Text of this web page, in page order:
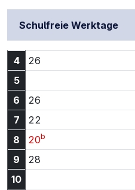
Schulfreie Werktage
4 26
5
6
26
7
22
8
20b
9
28
10